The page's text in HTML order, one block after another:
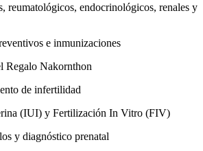
reumatológicos, endocrinológicos, renales y
e inmunizaciones
Regalo Nakornthon
de infertilidad
(IUI) y Fertilización In Vitro (FIV)
y diagnóstico prenatal